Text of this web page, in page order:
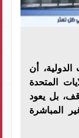
الدولية، أن
المتحدة
بل يعود
المباشرة